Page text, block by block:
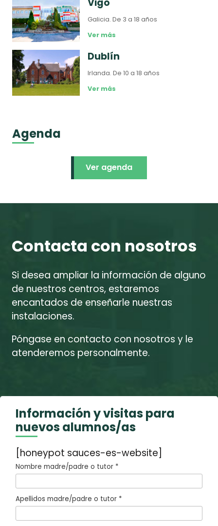
Vigo
Galicia.De 3 a 18 años
Ver más
Dublín
Irlanda.De 10 a 18 años
Ver más
Agenda
Ver agenda
Contacta con nosotros
Si desea ampliar la información de alguno
de nuestros centros, estaremos
encantados de enseñarle nuestras
instalaciones.
Póngase en contacto con nosotros y le
atenderemos personalmente.
Información y visitas para
nuevos alumnos/as
[honeypot sauces-es-website]
Nombre madre/padre o tutor *
Apellidos madre/padre o tutor *